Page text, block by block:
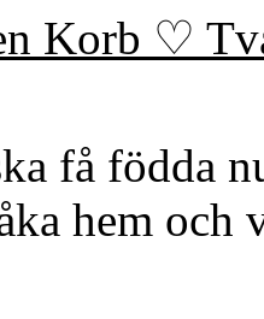
Korb ♡
få födda
hem och